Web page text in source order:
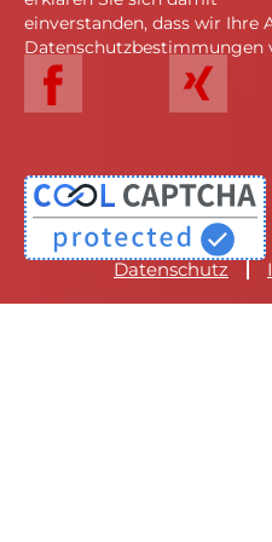
einverstanden, dass wir Ihre
Datenschutzbestimmungen
Datenschutz